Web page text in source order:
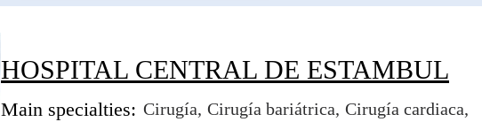
HOSPITAL CENTRAL DE ESTAMBUL
Main specialties: Cirugía Cirugía bariátrica Cirugía cardiaca